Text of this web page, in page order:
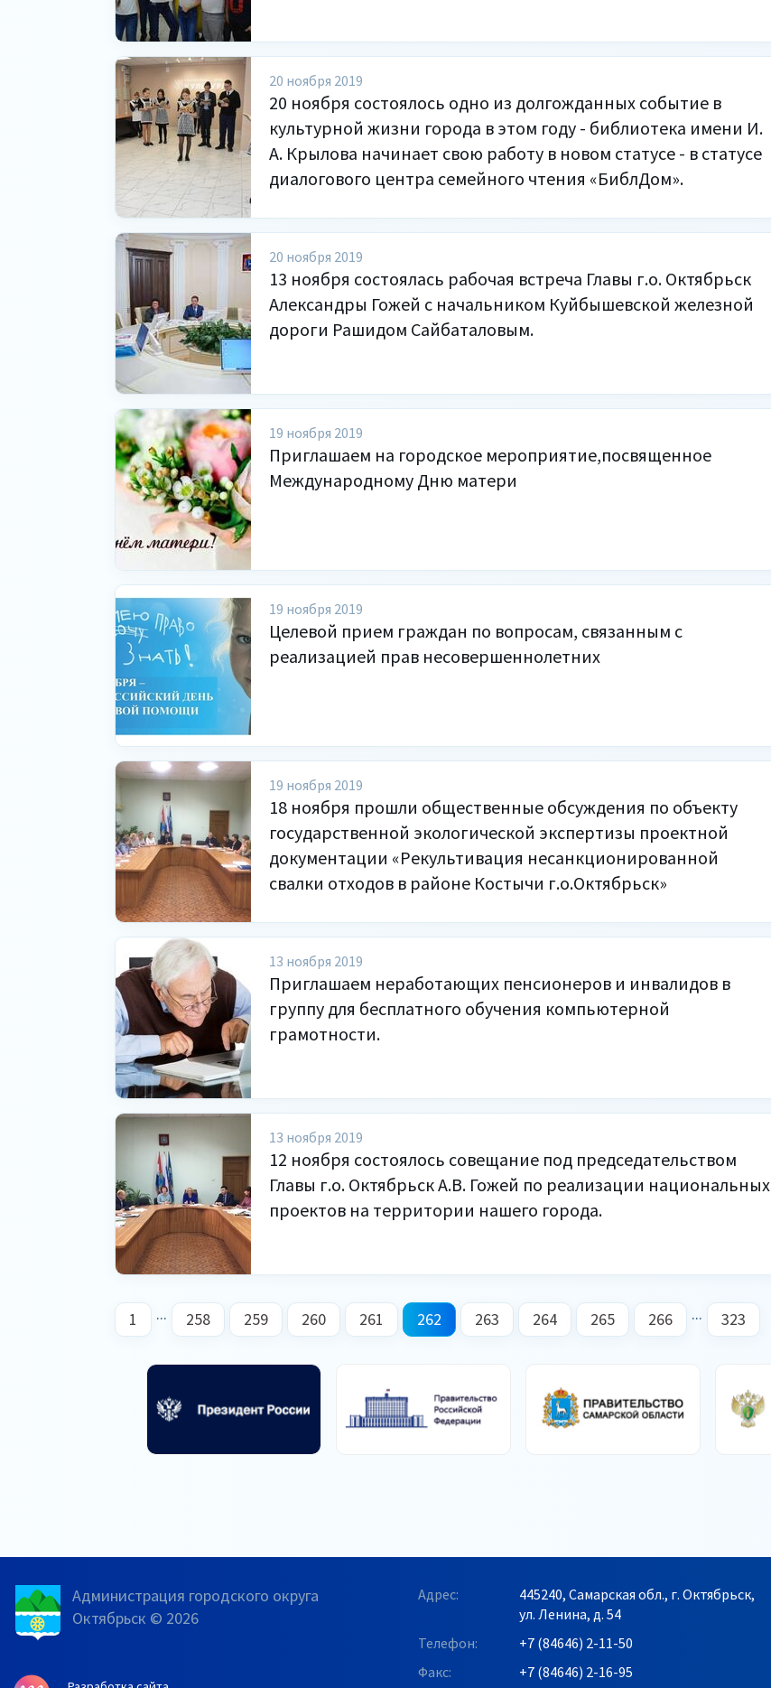
20 ноября 2019
20 ноября состоялось одно из долгожданных событие в
культурной жизни города в этом году - библиотека имени И.
А. Крылова начинает свою работу в новом статусе - в статусе
диалогового центра семейного чтения «БиблДом».
20 ноября 2019
13 ноября состоялась рабочая встреча Главы г.о. Октябрьск
Александры Гожей с начальником Куйбышевской железной
дороги Рашидом Сайбаталовым.
19 ноября 2019
Приглашаем на городское мероприятие,посвященное
Международному Дню матери
19 ноября 2019
Целевой прием граждан по вопросам, связанным с
реализацией прав несовершеннолетних
19 ноября 2019
18 ноября прошли общественные обсуждения по объекту
государственной экологической экспертизы проектной
документации «Рекультивация несанкционированной
свалки отходов в районе Костычи г.о.Октябрьск»
13 ноября 2019
Приглашаем неработающих пенсионеров и инвалидов в
группу для бесплатного обучения компьютерной
грамотности.
13 ноября 2019
12 ноября состоялось совещание под председательством
Главы г.о. Октябрьск А.В. Гожей по реализации национальных
проектов на территории нашего города.
1 ... 258 259 260 261 262 263 264 265 266 ... 323
Администрация городского округа
Октябрьск © 2026
Адрес:
445240, Самарская обл., г. Октябрьск,
ул. Ленина, д. 54
Телефон:
+7 (84646) 2-11-50
Факс:
+7 (84646) 2-16-95